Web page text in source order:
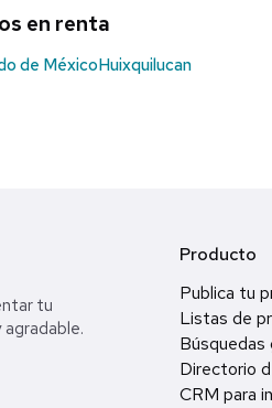
en renta
de MéxicoHuixquilucan
tu
agradable.
Producto
Publica tu
Listas de
Búsquedas
Directorio
CRM para